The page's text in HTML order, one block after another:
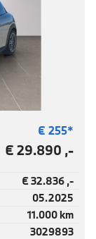
€ 255*
€ 29.890 ,-
€ 32.836 ,-
05.2025
11.000 km
3029893